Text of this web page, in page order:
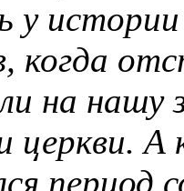
истории
когда
на
церкви. А
период